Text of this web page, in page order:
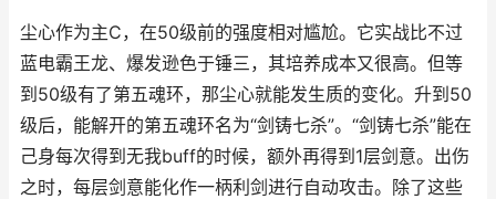
尘心作为主C，在50级前的强度相对尴尬。它实战比不过
蓝电霸王龙、爆发逊色于锤三，其培养成本又很高。但等
到50级有了第五魂环，那尘心就能发生质的变化。升到50
级后，能解开的第五魂环名为“剑铸七杀”。“剑铸七杀”能在
己身每次得到无我buff的时候，额外再得到1层剑意。出伤
之时，每层剑意能化作一柄利剑进行自动攻击。除了这些